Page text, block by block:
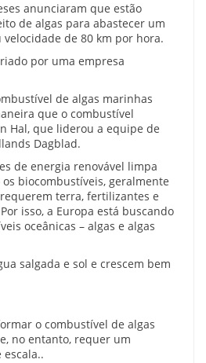
anunciaram que estão
de algas para abastecer um
de 80 km por hora.
por uma empresa
de algas marinhas
que o combustível
Hal, que liderou a equipe de
Dagblad.
de energia renovável limpa
biocombustíveis, geralmente
terra, fertilizantes e
isso, a Europa está buscando
oceânicas – algas e algas
salgada e sol e crescem bem
o combustível de algas
no entanto, requer um